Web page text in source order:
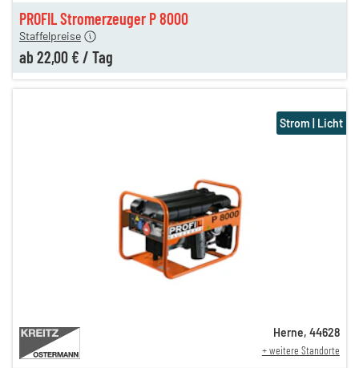
PROFIL Stromerzeuger P 8000
Staffelpreise
ab 22,00 € / Tag
Strom | Licht
Herne, 44628
+ weitere Standorte